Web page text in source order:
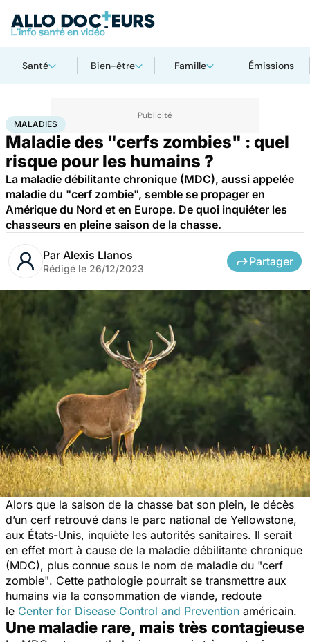
Santé Bien-être Famille Émissions
AccueilSanté Maladies Maladies infectieuses
MALADIES
Maladie des "cerfs zombies" : quel
risque pour les humains ?
La maladie débilitante chronique (MDC), aussi appelée
maladie du "cerf zombie", semble se propager en
Amérique du Nord et en Europe. De quoi inquiéter les
chasseurs en pleine saison de la chasse.
Par Alexis Llanos
Rédigé le 26/12/2023
Partager
Alors que la saison de la chasse bat son plein, le décès
d’un cerf retrouvé dans le parc national de Yellowstone,
aux États-Unis, inquiète les autorités sanitaires. Il serait
en effet mort à cause de la maladie débilitante chronique
(MDC), plus connue sous le nom de maladie du "cerf
zombie". Cette pathologie pourrait se transmettre aux
humains via la consommation de viande, redoute
le Center for Disease Control and Prevention américain.
Une maladie rare, mais très contagieuse